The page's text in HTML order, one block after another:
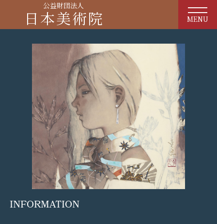
日本美術院
公益財団法人
MENU
INFORMATION